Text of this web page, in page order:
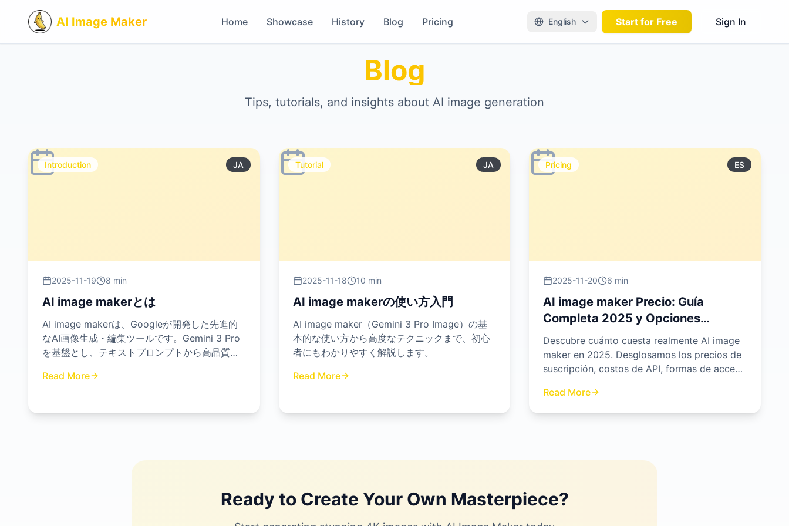
AI Image Maker Home Showcase History Blog Pricing English Start for Free Sign In
Blog
Tips, tutorials, and insights about AI image generation
Introduction JA
2025-11-19 8 min
AI image makerとは
AI image makerは、Googleが開発した先進的
なAI画像生成・編集ツールです。Gemini 3 Pro
を基盤とし、テキストプロンプトから高品質な
たりする機能を提供します。
Read More
Tutorial JA
2025-11-18 10 min
AI image makerの使い方入門
AI image maker（Gemini 3 Pro Image）の基
本的な使い方から高度なテクニックまで、初心
者にもわかりやすく解説します。
Read More
Pricing ES
2025-11-20 6 min
AI image maker Precio: Guía
Completa 2025 y Opciones
Gratuitas
Descubre cuánto cuesta realmente AI image
maker en 2025. Desglosamos los precios de
suscripción, costos de API, formas de acceso
plataforma ofrece la mejor relación calidad-
precio del mercado.
Read More
Ready to Create Your Own Masterpiece?